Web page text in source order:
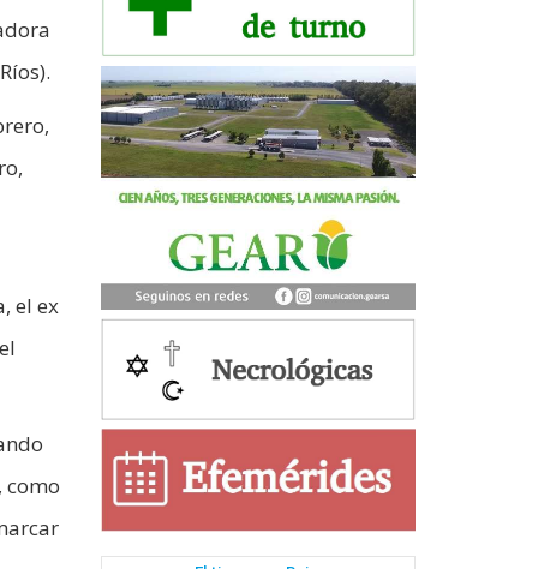
el ex
como